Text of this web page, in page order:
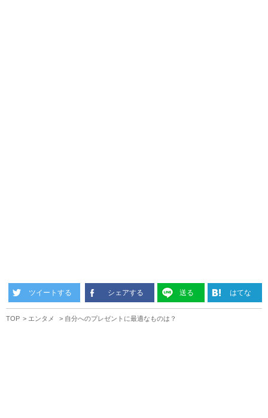
ツイートする シェアする 送る はてな
TOP エンタメ 自分へのプレゼントに最適なものは？